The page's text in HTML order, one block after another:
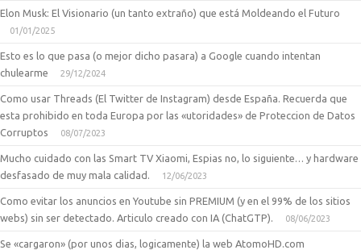
Elon Musk: El Visionario (un tanto extraño) que está Moldeando el Futuro
01/01/2025
Esto es lo que pasa (o mejor dicho pasara) a Google cuando intentan
chulearme
29/12/2024
Como usar Threads (El Twitter de Instagram) desde España. Recuerda que
esta prohibido en toda Europa por las «utoridades» de Proteccion de Datos
Corruptos
08/07/2023
Mucho cuidado con las Smart TV Xiaomi, Espias no, lo siguiente… y hardware
desfasado de muy mala calidad.
12/06/2023
Como evitar los anuncios en Youtube sin PREMIUM (y en el 99% de los sitios
webs) sin ser detectado. Articulo creado con IA (ChatGTP).
08/06/2023
Se «cargaron» (por unos dias, logicamente) la web AtomoHD.com